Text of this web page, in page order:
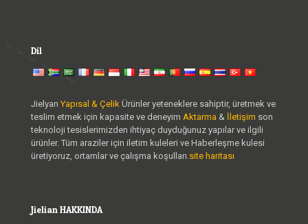
Dil
Jielyan Yapısal & Çelik Ürünler yeteneklere sahiptir, üretmek ve
teslim etmek için kapasite ve deneyim Aktarma & İletişim son
teknoloji tesislerimizden ihtiyaç duyduğunuz yapılar ve ilgili
ürünler. Tüm araziler için iletim kuleleri ve Haberleşme kulesi
üretiyoruz, ortamlar ve çalışma koşulları. site haritası
Jielian HAKKINDA